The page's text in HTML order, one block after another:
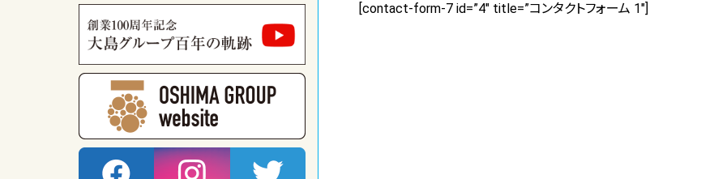
[contact-form-7 id=”4″ title=”コンタクトフォーム 1″]